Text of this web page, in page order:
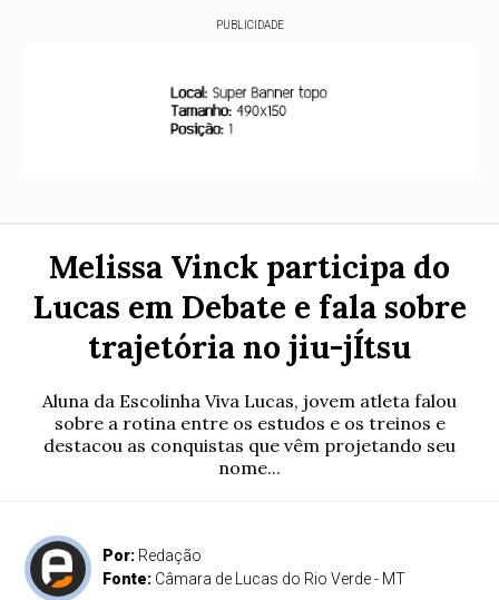
PUBLICIDADE
Melissa Vinck participa do
Lucas em Debate e fala sobre
trajetória no jiu-jÍtsu
Aluna da Escolinha Viva Lucas, jovem atleta falou
sobre a rotina entre os estudos e os treinos e
destacou as conquistas que vêm projetando seu
nome...
Por: Redação
Fonte: Câmara de Lucas do Rio Verde - MT